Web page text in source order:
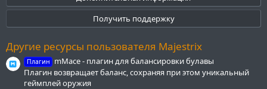
д
Получить поддержку
Другие ресурсы пользователя Majestrix
Плагин
mMace - плагин для балансировки булавы
Плагин возвращает баланс, сохраняя при этом уникальный
геймплей оружия